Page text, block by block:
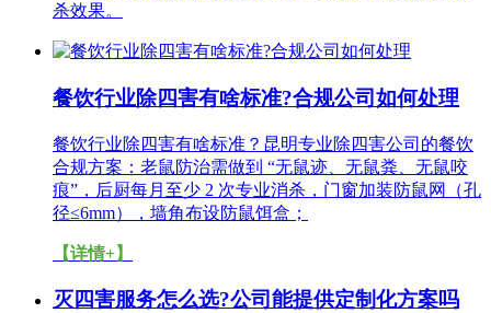
杀效果。
餐饮行业除四害有啥标准?合规公司如何处理
餐饮行业除四害有啥标准？昆明专业除四害公司的餐饮
合规方案：老鼠防治需做到 “无鼠迹、无鼠粪、无鼠咬
痕”，后厨每月至少 2 次专业消杀，门窗加装防鼠网（孔
径≤6mm），墙角布设防鼠饵盒；
【详情+】
灭四害服务怎么选?公司能提供定制化方案吗